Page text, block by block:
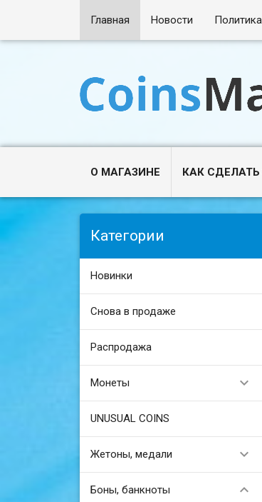
Главная Новости
О МАГАЗИНЕ КАК СДЕЛАТЬ
Категории
Новинки
Снова в продаже
Распродажа
Монеты 
UNUSUAL COINS
Жетоны, медали 
Боны, банкноты 